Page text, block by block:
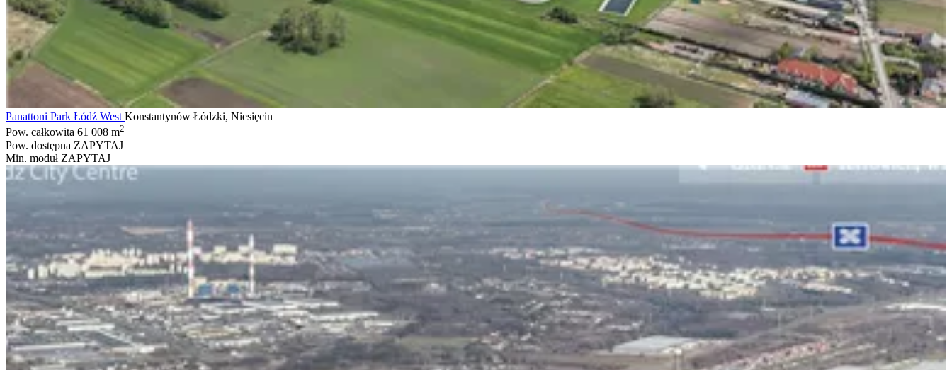
Panattoni Park Łódź West Konstantynów Łódzki, Niesięcin
Pow. całkowita 61 008 m2
Pow. dostępna ZAPYTAJ
Min. moduł ZAPYTAJ